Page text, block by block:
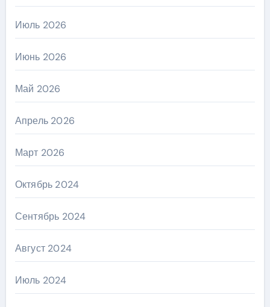
Июль 2026
Июнь 2026
Май 2026
Апрель 2026
Март 2026
Октябрь 2024
Сентябрь 2024
Август 2024
Июль 2024